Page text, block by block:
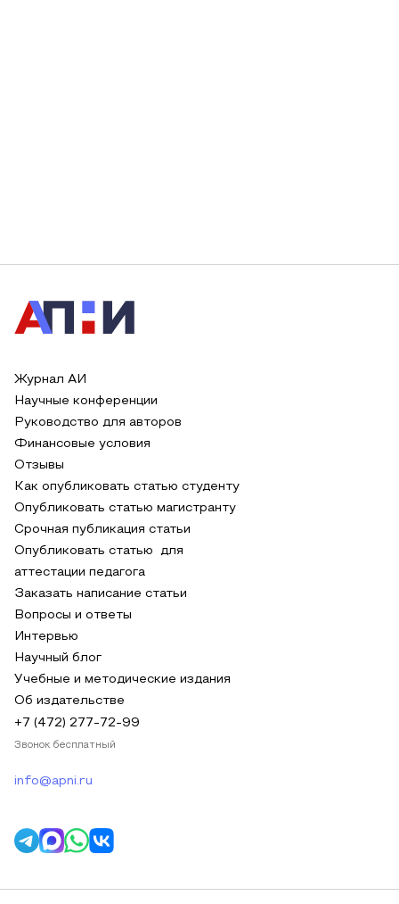
Журнал АИ
Научные конференции
Руководство для авторов
Финансовые условия
Отзывы
Как опубликовать статью студенту
Опубликовать статью магистранту
Срочная публикация статьи
Опубликовать статью для
аттестации педагога
Заказать написание статьи
Вопросы и ответы
Интервью
Научный блог
Учебные и методические издания
Об издательстве
+7 (472) 277-72-99
Звонок бесплатный
info@apni.ru